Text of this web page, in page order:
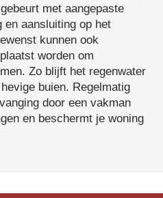
met aangepaste
en aansluiting op het
kunnen ook
worden om
Zo blijft het regenwater
buien. Regelmatig
door een vakman
en beschermt je woning